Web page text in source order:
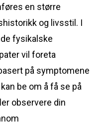
en større
og livsstil. I
fysikalske
vil foreta
på symptomene
be om å få se på
observere din